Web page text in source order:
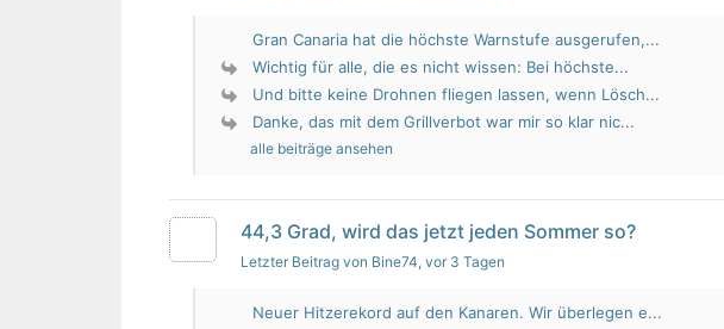
Gran Canaria hat die höchste Warnstufe ausgerufen,...
Wichtig für alle, die es nicht wissen: Bei höchste...
Und bitte keine Drohnen fliegen lassen, wenn Lösch...
Danke, das mit dem Grillverbot war mir so klar nic...
alle beiträge ansehen
44,3 Grad, wird das jetzt jeden Sommer so?
Letzter Beitrag von Bine74, vor 3 Tagen
Neuer Hitzerekord auf den Kanaren. Wir überlegen e...